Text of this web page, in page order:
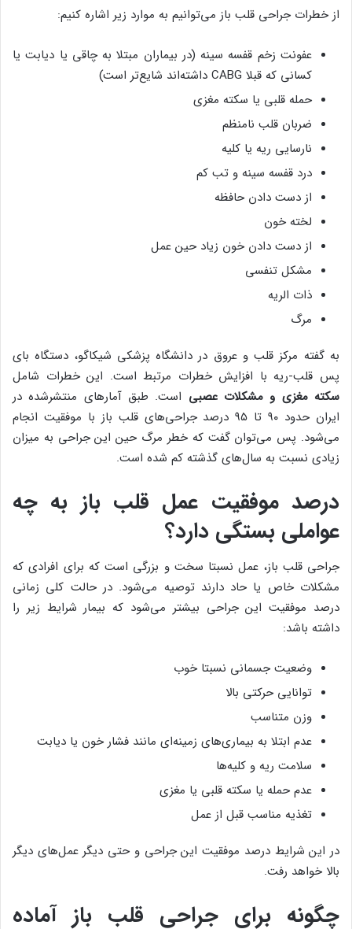
از خطرات جراحی قلب باز می‌توانیم به موارد زیر اشاره کنیم:
عفونت زخم قفسه سینه (در بیماران مبتلا به چاقی یا دیابت یا
کسانی که قبلا CABG داشته‌اند شایع‌تر است)
حمله قلبی یا سکته مغزی
ضربان قلب نامنظم
نارسایی ریه یا کلیه
درد قفسه سینه و تب کم
از دست دادن حافظه
لخته خون
از دست دادن خون زیاد حین عمل
مشکل تنفسی
ذات الریه
مرگ
به گفته مرکز قلب و عروق در دانشگاه پزشکی شیکاگو، دستگاه بای
پس قلب-ریه با افزایش خطرات مرتبط است. این خطرات شامل
سکته مغزی و مشکلات عصبی است. طبق آمارهای منتشرشده در
ایران حدود ۹۰ تا ۹۵ درصد جراحی‌های قلب باز با موفقیت انجام
می‌شود. پس می‌توان گفت که خطر مرگ حین این جراحی به میزان
زیادی نسبت به سال‌های گذشته کم شده است.
درصد موفقیت عمل قلب باز به چه
عواملی بستگی دارد؟
جراحی قلب باز، عمل نسبتا سخت و بزرگی است که برای افرادی که
مشکلات خاص یا حاد دارند توصیه می‌شود. در حالت کلی زمانی
درصد موفقیت این جراحی بیشتر می‌شود که بیمار شرایط زیر را
داشته باشد:
وضعیت جسمانی نسبتا خوب
توانایی حرکتی بالا
وزن متناسب
عدم ابتلا به بیماری‌های زمینه‌ای مانند فشار خون یا دیابت
سلامت ریه و کلیه‌ها
عدم حمله یا سکته قلبی یا مغزی
تغذیه مناسب قبل از عمل
در این شرایط درصد موفقیت این جراحی و حتی دیگر عمل‌های دیگر
بالا خواهد رفت.
چگونه برای جراحی قلب باز آماده